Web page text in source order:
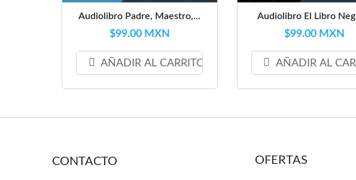
Audiolibro Padre, Maestro,...
$99.00 MXN
AÑADIR AL CARRITO
Audiolibro El Libro
$99.00 MXN
AÑADIR AL
CONTACTO OFERTAS